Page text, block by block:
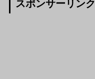
スポンサーリンク